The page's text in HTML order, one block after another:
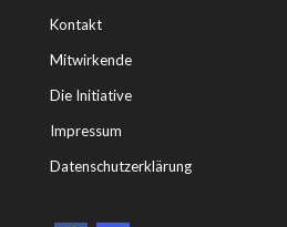
Kontakt
Mitwirkende
Die Initiative
Impressum
Datenschutzerklärung